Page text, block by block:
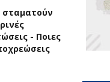
σταματούν
- Ποιες